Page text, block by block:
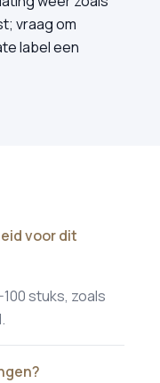
vraag om
label een
voor dit
stuks, zoals